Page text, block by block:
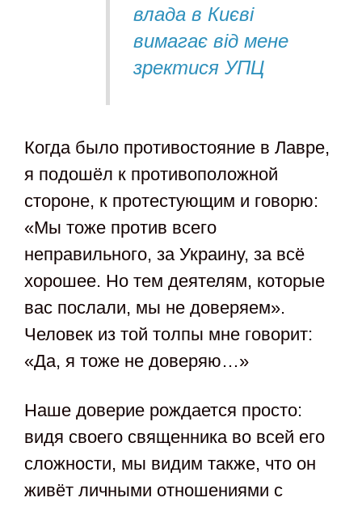
влада в Києві
вимагає від мене
зректися УПЦ
Когда было противостояние в Лавре,
я подошёл к противоположной
стороне, к протестующим и говорю:
«Мы тоже против всего
неправильного, за Украину, за всё
хорошее. Но тем деятелям, которые
вас послали, мы не доверяем».
Человек из той толпы мне говорит:
«Да, я тоже не доверяю…»
Наше доверие рождается просто:
видя своего священника во всей его
сложности, мы видим также, что он
живёт личными отношениями с